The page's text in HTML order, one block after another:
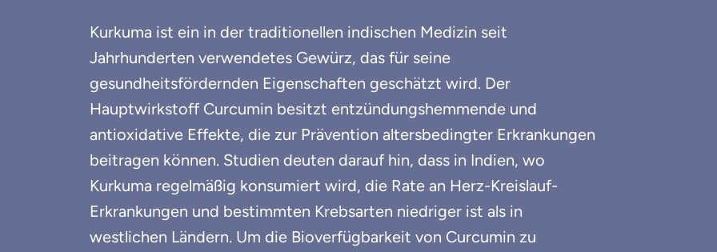
Kurkuma ist ein in der traditionellen indischen Medizin seit
Jahrhunderten verwendetes Gewürz, das für seine
gesundheitsfördernden Eigenschaften geschätzt wird. Der
Hauptwirkstoff Curcumin besitzt entzündungs­hemmende und
antioxidative Effekte, die zur Prävention altersbedingter Erkrankungen
beitragen können. Studien deuten darauf hin, dass in Indien, wo
Kurkuma regelmäßig konsumiert wird, die Rate an Herz-Kreislauf-
Erkrankungen und bestimmten Krebsarten niedriger ist als in
westlichen Ländern. Um die Bio­verfügbarkeit von Curcumin zu